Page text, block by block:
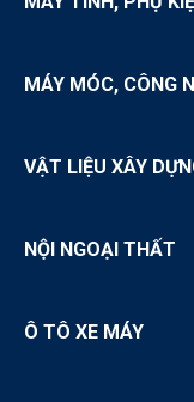
MÁY MÓC, CÔNG
VẬT LIỆU XÂY
NỘI NGOẠI THẤT
Ô TÔ XE MÁY